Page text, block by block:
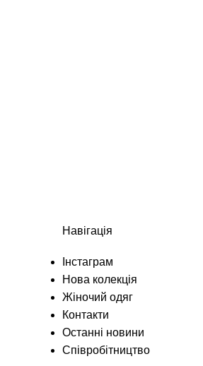
Навігація
Інстаграм
Нова колекція
Жіночий одяг
Контакти
Останні новини
Співробітництво